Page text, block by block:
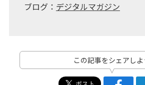
ブログ： デジタルマガジン
この記事をシェアしよ